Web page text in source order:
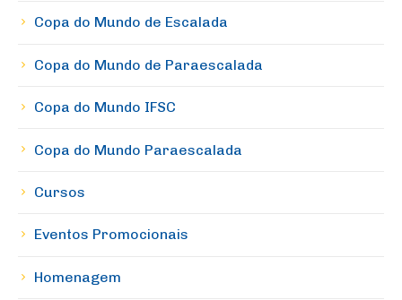
Copa do Mundo de Escalada
Copa do Mundo de Paraescalada
Copa do Mundo IFSC
Copa do Mundo Paraescalada
Cursos
Eventos Promocionais
Homenagem